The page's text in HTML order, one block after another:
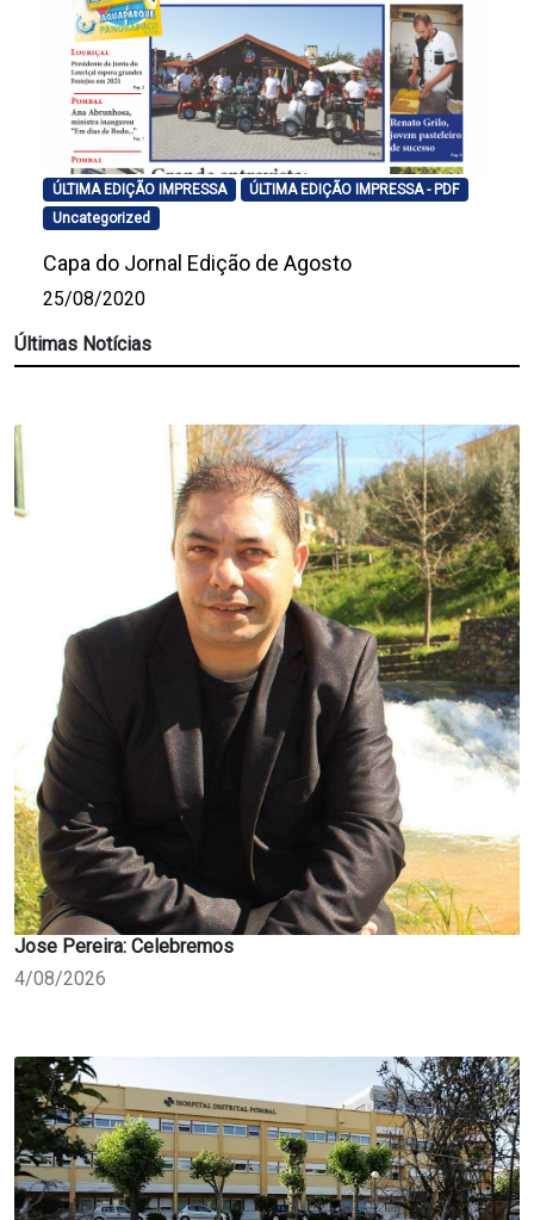
ÚLTIMA EDIÇÃO IMPRESSA
ÚLTIMA EDIÇÃO IMPRESSA - PDF
Uncategorized
Capa do Jornal Edição de Agosto
25/08/2020
Últimas Notícias
Jose Pereira: Celebremos
4/08/2026